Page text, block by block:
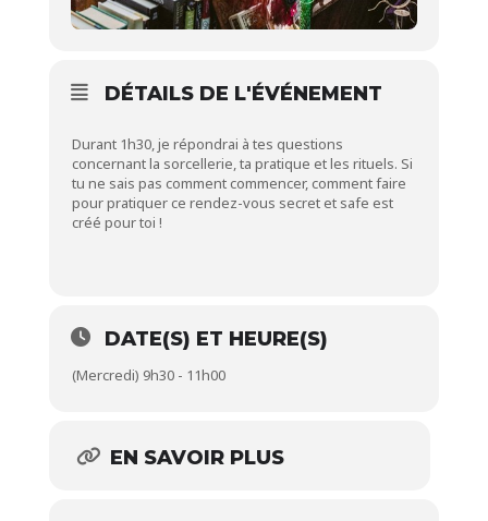
DÉTAILS DE L'ÉVÉNEMENT
Durant 1h30, je répondrai à tes questions
concernant la sorcellerie, ta pratique et les rituels. Si
tu ne sais pas comment commencer, comment faire
pour pratiquer ce rendez-vous secret et safe est
créé pour toi !
DATE(S) ET HEURE(S)
(Mercredi) 9h30 - 11h00
EN SAVOIR PLUS